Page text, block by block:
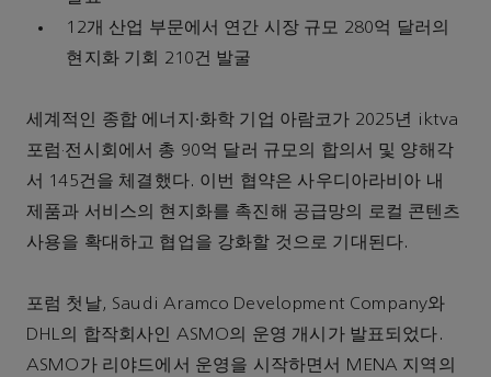
12개 산업 부문에서 연간 시장 규모 280억 달러의
현지화 기회 210건 발굴
세계적인 종합 에너지∙화학 기업 아람코가 2025년 iktva
포럼·전시회에서 총 90억 달러 규모의 합의서 및 양해각
서 145건을 체결했다. 이번 협약은 사우디아라비아 내
제품과 서비스의 현지화를 촉진해 공급망의 로컬 콘텐츠
사용을 확대하고 협업을 강화할 것으로 기대된다.
포럼 첫날, Saudi Aramco Development Company와
DHL의 합작회사인 ASMO의 운영 개시가 발표되었다.
ASMO가 리야드에서 운영을 시작하면서 MENA 지역의